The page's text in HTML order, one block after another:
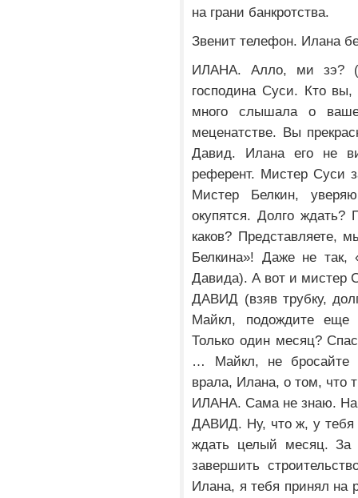
на грани банкротства.
Звенит телефон. Илана
ИЛАНА. Алло, ми зэ?
господина Суси. Кто
много слышала о
меценатстве. Вы
Давид. Илана его не
референт. Мистер Суси
Мистер Белкин,
окупятся. Долго
каков? Представляете,
Белкина»! Даже не так,
Давида). А вот и мистер
ДАВИД (взяв трубку,
Майкл, подождите еще
Только один месяц?
… Майкл, не бросайте
врала, Илана, о том, что
ИЛАНА. Сама не знаю.
ДАВИД. Ну, что ж, у тебя
ждать целый месяц. За
завершить
Илана, я тебя принял на